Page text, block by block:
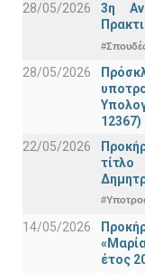
28/05/2026
3η
28/05/2026
12367)
22/05/2026
14/05/2026
έτος